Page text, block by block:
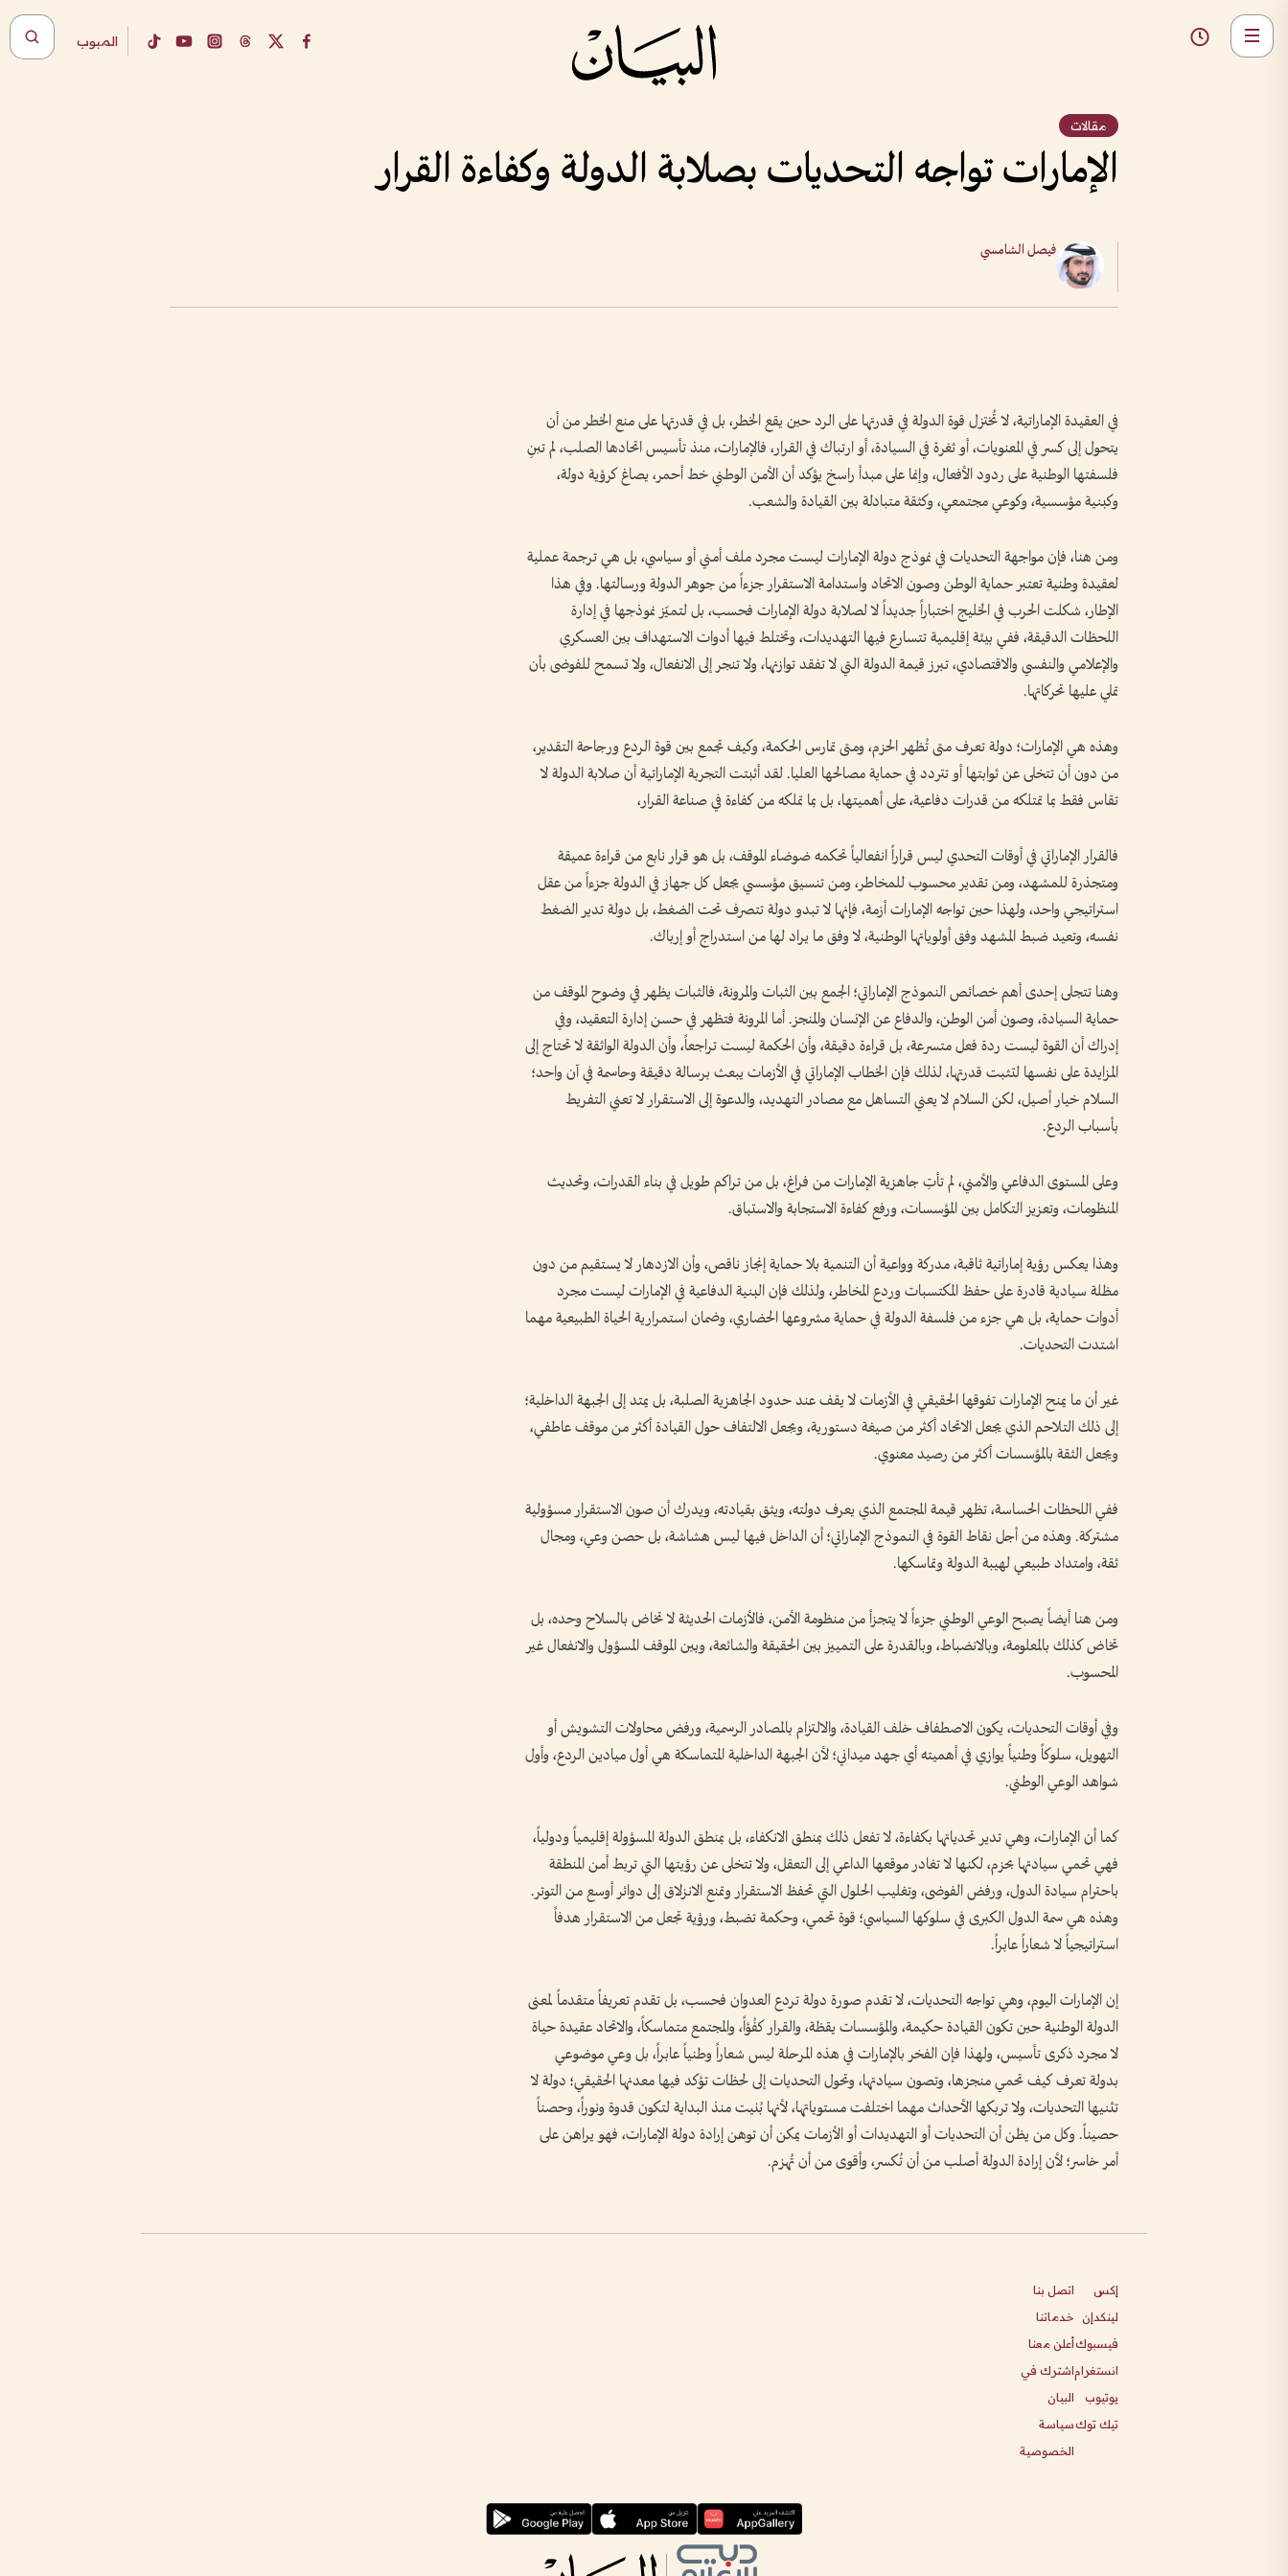
المبوب
مقالات
الإمارات تواجه التحديات بصلابة الدولة وكفاءة القرار
فيصل الشامسي
في العقيدة الإماراتية، لا تُختزل قوة الدولة في قدرتها على الرد حين يقع الخطر، بل في قدرتها على منع الخطر من أن
يتحول إلى كسر في المعنويات، أو ثغرة في السيادة، أو ارتباك في القرار، فالإمارات، منذ تأسيس اتحادها الصلب، لم تبنِ
فلسفتها الوطنية على ردود الأفعال، وإنما على مبدأ راسخ يؤكد أن الأمن الوطني خط أحمر، يصاغ كرؤية دولة،
وكبنية مؤسسية، وكوعي مجتمعي، وكثقة متبادلة بين القيادة والشعب.
ومن هنا، فإن مواجهة التحديات في نموذج دولة الإمارات ليست مجرد ملف أمني أو سياسي، بل هي ترجمة عملية
لعقيدة وطنية تعتبر حماية الوطن وصون الاتحاد واستدامة الاستقرار جزءاً من جوهر الدولة ورسالتها. وفي هذا
الإطار، شكلت الحرب في الخليج اختباراً جديداً لا لصلابة دولة الإمارات فحسب، بل لتميّز نموذجها في إدارة
اللحظات الدقيقة، ففي بيئة إقليمية تتسارع فيها التهديدات، وتختلط فيها أدوات الاستهداف بين العسكري
والإعلامي والنفسي والاقتصادي، تبرز قيمة الدولة التي لا تفقد توازنها، ولا تنجر إلى الانفعال، ولا تسمح للفوضى بأن
تملي عليها تحركاتها.
وهذه هي الإمارات؛ دولة تعرف متى تُظهر الحزم، ومتى تمارس الحكمة، وكيف تجمع بين قوة الردع ورجاحة التقدير،
من دون أن تتخلى عن ثوابتها أو تتردد في حماية مصالحها العليا. لقد أثبتت التجربة الإماراتية أن صلابة الدولة لا
تقاس فقط بما تمتلكه من قدرات دفاعية، على أهميتها، بل بما تملكه من كفاءة في صناعة القرار،
فالقرار الإماراتي في أوقات التحدي ليس قراراً انفعالياً تحكمه ضوضاء الموقف، بل هو قرار نابع من قراءة عميقة
ومتجذرة للمشهد، ومن تقدير محسوب للمخاطر، ومن تنسيق مؤسسي يجعل كل جهاز في الدولة جزءاً من عقل
استراتيجي واحد، ولهذا حين تواجه الإمارات أزمة، فإنها لا تبدو دولة تتصرف تحت الضغط، بل دولة تدير الضغط
نفسه، وتعيد ضبط المشهد وفق أولوياتها الوطنية، لا وفق ما يراد لها من استدراج أو إرباك.
وهنا تتجلى إحدى أهم خصائص النموذج الإماراتي؛ الجمع بين الثبات والمرونة، فالثبات يظهر في وضوح الموقف من
حماية السيادة، وصون أمن الوطن، والدفاع عن الإنسان والمنجز. أما المرونة فتظهر في حسن إدارة التعقيد، وفي
إدراك أن القوة ليست ردة فعل متسرعة، بل قراءة دقيقة، وأن الحكمة ليست تراجعاً، وأن الدولة الواثقة لا تحتاج إلى
المزايدة على نفسها لتثبت قدرتها، لذلك فإن الخطاب الإماراتي في الأزمات يبعث برسالة دقيقة وحاسمة في آن واحد؛
السلام خيار أصيل، لكن السلام لا يعني التساهل مع مصادر التهديد، والدعوة إلى الاستقرار لا تعني التفريط
بأسباب الردع.
وعلى المستوى الدفاعي والأمني، لم تأتِ جاهزية الإمارات من فراغ، بل من تراكم طويل في بناء القدرات، وتحديث
المنظومات، وتعزيز التكامل بين المؤسسات، ورفع كفاءة الاستجابة والاستباق.
وهذا يعكس رؤية إماراتية ثاقبة، مدركة وواعية أن التنمية بلا حماية إنجاز ناقص، وأن الازدهار لا يستقيم من دون
مظلة سيادية قادرة على حفظ المكتسبات وردع المخاطر، ولذلك فإن البنية الدفاعية في الإمارات ليست مجرد
أدوات حماية، بل هي جزء من فلسفة الدولة في حماية مشروعها الحضاري، وضمان استمرارية الحياة الطبيعية مهما
اشتدت التحديات.
غير أن ما يمنح الإمارات تفوقها الحقيقي في الأزمات لا يقف عند حدود الجاهزية الصلبة، بل يمتد إلى الجبهة الداخلية؛
إلى ذلك التلاحم الذي يجعل الاتحاد أكثر من صيغة دستورية، ويجعل الالتفاف حول القيادة أكثر من موقف عاطفي،
ويجعل الثقة بالمؤسسات أكثر من رصيد معنوي.
ففي اللحظات الحساسة، تظهر قيمة المجتمع الذي يعرف دولته، ويثق بقيادته، ويدرك أن صون الاستقرار مسؤولية
مشتركة. وهذه من أجل نقاط القوة في النموذج الإماراتي؛ أن الداخل فيها ليس هشاشة، بل حصن وعي، ومجال
ثقة، وامتداد طبيعي لهيبة الدولة وتماسكها.
ومن هنا أيضاً يصبح الوعي الوطني جزءاً لا يتجزأ من منظومة الأمن، فالأزمات الحديثة لا تخاض بالسلاح وحده، بل
تخاض كذلك بالمعلومة، وبالانضباط، وبالقدرة على التمييز بين الحقيقة والشائعة، وبين الموقف المسؤول والانفعال غير
المحسوب.
وفي أوقات التحديات، يكون الاصطفاف خلف القيادة، والالتزام بالمصادر الرسمية، ورفض محاولات التشويش أو
التهويل، سلوكاً وطنياً يوازي في أهميته أي جهد ميداني؛ لأن الجبهة الداخلية المتماسكة هي أول ميادين الردع، وأول
شواهد الوعي الوطني.
كما أن الإمارات، وهي تدير تحدياتها بكفاءة، لا تفعل ذلك بمنطق الانكفاء، بل بمنطق الدولة المسؤولة إقليمياً ودولياً،
فهي تحمي سيادتها بحزم، لكنها لا تغادر موقعها الداعي إلى التعقل، ولا تتخلى عن رؤيتها التي تربط أمن المنطقة
باحترام سيادة الدول، ورفض الفوضى، وتغليب الحلول التي تحفظ الاستقرار وتمنع الانزلاق إلى دوائر أوسع من التوتر.
وهذه هي سمة الدول الكبرى في سلوكها السياسي؛ قوة تحمي، وحكمة تضبط، ورؤية تجعل من الاستقرار هدفاً
استراتيجياً لا شعاراً عابراً.
إن الإمارات اليوم، وهي تواجه التحديات، لا تقدم صورة دولة تردع العدوان فحسب، بل تقدم تعريفاً متقدماً لمعنى
الدولة الوطنية حين تكون القيادة حكيمة، والمؤسسات يقظة، والقرار كفُؤاً، والمجتمع متماسكاً، والاتحاد عقيدة حياة
لا مجرد ذكرى تأسيس، ولهذا فإن الفخر بالإمارات في هذه المرحلة ليس شعاراً وطنياً عابراً، بل وعي موضوعي
بدولة تعرف كيف تحمي منجزها، وتصون سيادتها، وتحول التحديات إلى لحظات تؤكد فيها معدنها الحقيقي؛ دولة لا
تثنيها التحديات، ولا تربكها الأحداث مهما اختلفت مستوياتها، لأنها بُنيت منذ البداية لتكون قدوة ونوراً، وحصناً
حصيناً. وكل من يظن أن التحديات أو التهديدات أو الأزمات يمكن أن توهن إرادة دولة الإمارات، فهو يراهن على
أمر خاسر؛ لأن إرادة الدولة أصلب من أن تُكسر، وأقوى من أن تُهزم.
إكس
لينكدإن
فيسبوك
انستغرام
يوتيوب
تيك توك
اتصل بنا
خدماتنا
أعلن معنا
اشترك في
البيان
سياسة
الخصوصية